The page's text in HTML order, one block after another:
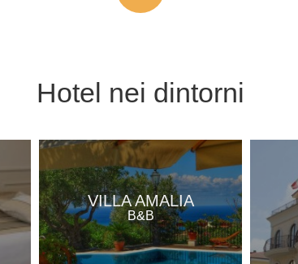
Hotel nei dintorni
VILLA AMALIA
B&B